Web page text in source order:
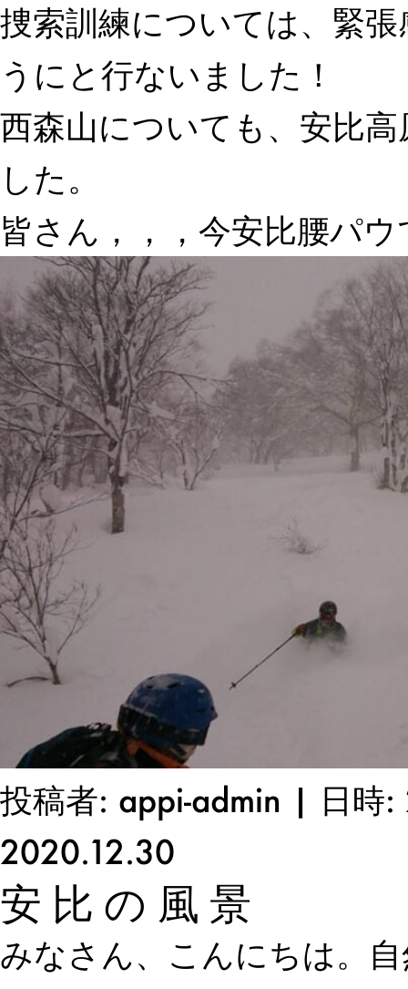
捜索訓練については、緊
うにと行ないました！
西森山についても、安比
した。
皆さん，，，今安比腰パ
投稿者: appi-admin | 日時
2020.12.30
安比の風景
みなさん、こんにちは。